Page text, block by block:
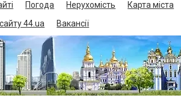
Погода Нерухомість Карта міста
44.ua
Вакансії